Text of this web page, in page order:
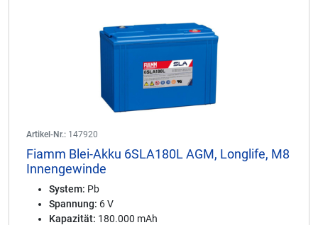
Artikel-Nr.: 147920
Fiamm Blei-Akku 6SLA180L AGM, Longlife, M8
Innengewinde
System: Pb
Spannung: 6 V
Kapazität: 180.000 mAh